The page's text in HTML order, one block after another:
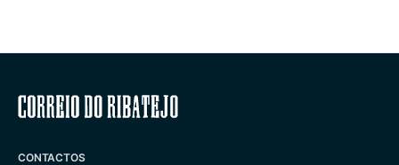
Correio do Ribatejo
CONTACTOS